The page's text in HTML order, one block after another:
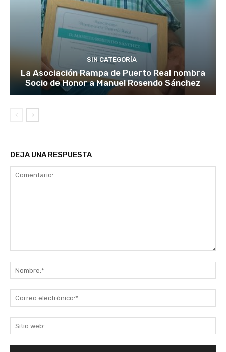
SIN CATEGORÍA
La Asociación Rampa de Puerto Real nombra
Socio de Honor a Manuel Rosendo Sánchez
DEJA UNA RESPUESTA